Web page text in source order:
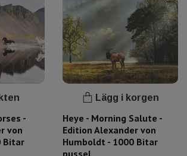
-
von
Bitar
Lägg i korgen
Heye - Morning Salute -
Edition Alexander von
Humboldt - 1000 Bitar
pussel